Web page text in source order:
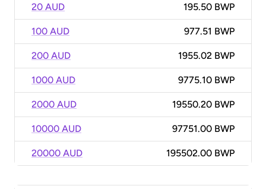
20 AUD 195.50 BWP
100 AUD 977.51 BWP
200 AUD 1955.02 BWP
1000 AUD 9775.10 BWP
2000 AUD 19550.20 BWP
10000 AUD 97751.00 BWP
20000 AUD 195502.00 BWP